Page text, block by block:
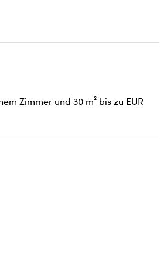
Zimmer und 30 m² bis zu EUR